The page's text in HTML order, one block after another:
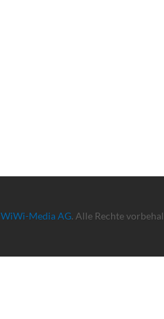
WiWi-Media AG. Alle Rechte